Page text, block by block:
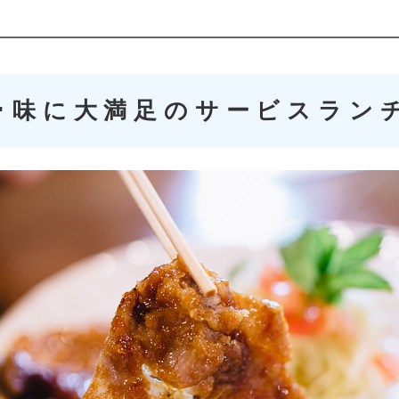
味に大満足のサービスラン